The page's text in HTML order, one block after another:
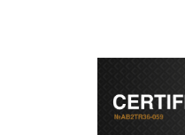
современное
лицензированное